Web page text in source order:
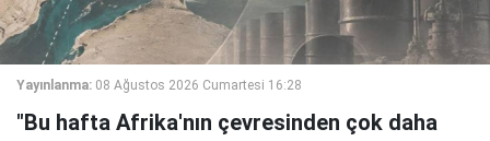
Yayınlanma: 08 Ağustos 2026 Cumartesi 16:28
"Bu hafta Afrika'nın çevresinden çok daha